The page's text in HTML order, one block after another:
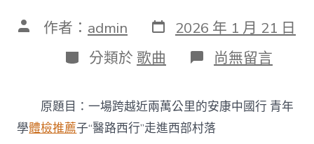
文 作者： admin 發
表
日
期
2026 年 1 月 21 日
分
類
分類於 歌曲 在
〈一
跨
越
近
尚無留言
原題目：一場跨越近兩萬公里的安康中國行 青年
學體檢推薦子“醫路西行”走進西部村落